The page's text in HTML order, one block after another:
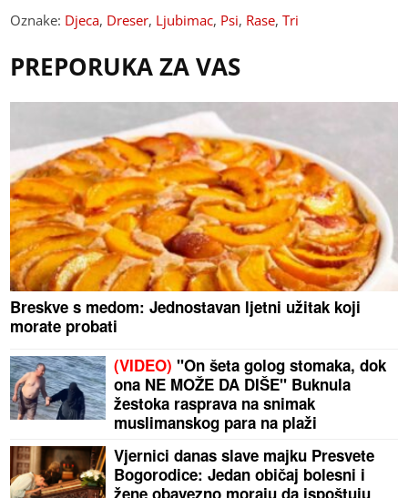
Oznake: Djeca, Dreser, Ljubimac, Psi, Rase,Tri
PREPORUKA ZA VAS
Breskve s medom: Jednostavan ljetni užitak koji
morate probati
(VIDEO) "On šeta golog stomaka, dok
ona NE MOŽE DA DIŠE" Buknula
žestoka rasprava na snimak
muslimanskog para na plaži
Vjernici danas slave majku Presvete
Bogorodice: Jedan običaj bolesni i